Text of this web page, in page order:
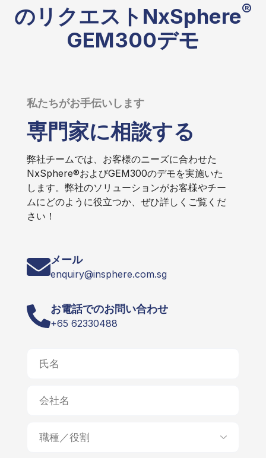
のリクエストNxSphere®
GEM300デモ
私たちがお手伝いします
専門家に相談する
弊社チームでは、お客様のニーズに合わせた
NxSphere®およびGEM300のデモを実施いた
します。弊社のソリューションがお客様やチー
ムにどのように役立つか、ぜひ詳しくご覧くだ
さい！
メール
enquiry@insphere.com.sg
お電話でのお問い合わせ
+65 62330488